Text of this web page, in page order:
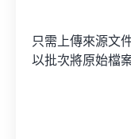
只需上傳來源文
以批次將原始檔